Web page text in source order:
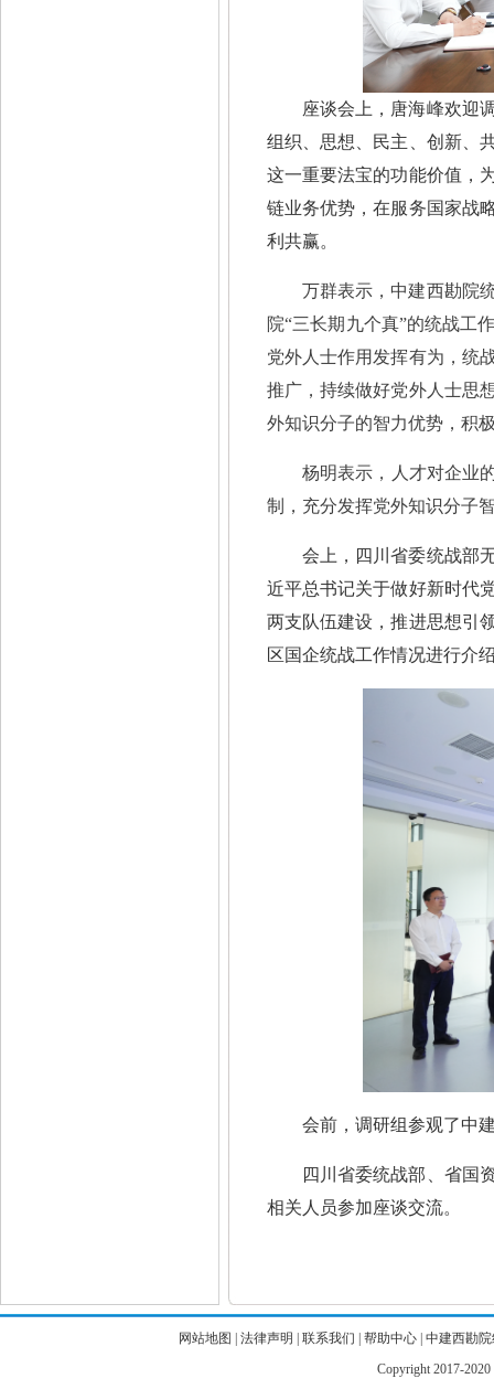
座谈会上，唐海峰欢迎
组织、思想、民主、创新、
这一重要法宝的功能价值，
链业务优势，在服务国家战
利共赢。
万群表示，中建西勘院
院“三长期九个真”的统战工
党外人士作用发挥有为，统
推广，持续做好党外人士思
外知识分子的智力优势，积
杨明表示，人才对企业
制，充分发挥党外知识分子
会上，四川省委统战部
近平总书记关于做好新时代
两支队伍建设，推进思想引
区国企统战工作情况进行介
会前，调研组参观了中
四川省委统战部、省国
相关人员参加座谈交流。
网站地图 法律声明 联系我们 帮助中心| 中建西勘
Copyright 2017-